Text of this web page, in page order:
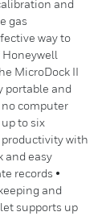
and
gas
way to
MicroDock II
portable and
computer
to six
with
and easy
records •
and
supports up